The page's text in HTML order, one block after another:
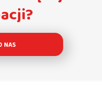
NAS